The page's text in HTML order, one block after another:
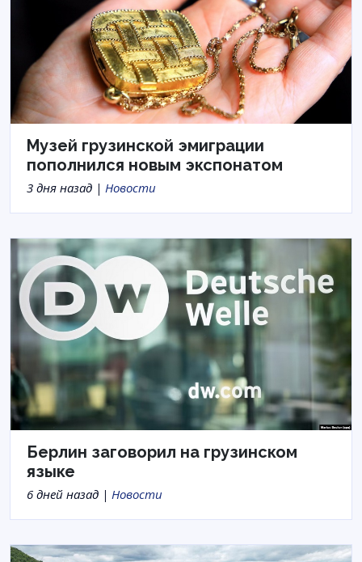
Музей грузинской эмиграции
пополнился новым экспонатом
3 дня назад | Новости
Берлин заговорил на грузинском
языке
6 дней назад | Новости